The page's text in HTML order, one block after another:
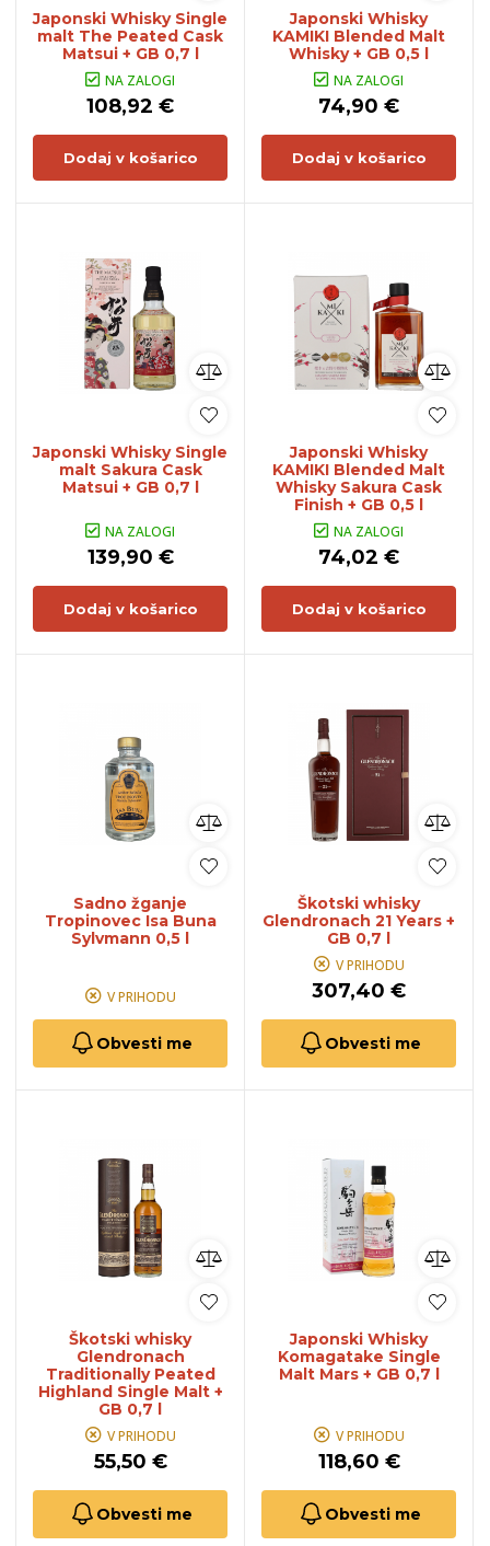
Japonski Whisky Single
malt The Peated Cask
Matsui + GB 0,7 l
NA ZALOGI
108,92 €
Dodaj v košarico
Japonski Whisky
KAMIKI Blended Malt
Whisky + GB 0,5 l
NA ZALOGI
74,90 €
Dodaj v košarico
Japonski Whisky Single
malt Sakura Cask
Matsui + GB 0,7 l
NA ZALOGI
139,90 €
Dodaj v košarico
Japonski Whisky
KAMIKI Blended Malt
Whisky Sakura Cask
Finish + GB 0,5 l
NA ZALOGI
74,02 €
Dodaj v košarico
Sadno žganje
Tropinovec Isa Buna
Sylvmann 0,5 l
V PRIHODU
Obvesti me
Škotski whisky
Glendronach 21 Years +
GB 0,7 l
V PRIHODU
307,40 €
Obvesti me
Škotski whisky
Glendronach
Traditionally Peated
Highland Single Malt +
GB 0,7 l
V PRIHODU
55,50 €
Obvesti me
Japonski Whisky
Komagatake Single
Malt Mars + GB 0,7 l
V PRIHODU
118,60 €
Obvesti me